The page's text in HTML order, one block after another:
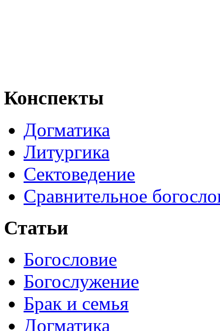
Конспекты
Догматика
Литургика
Сектоведение
Сравнительное
Статьи
Богословие
Богослужение
Брак и семья
Догматика